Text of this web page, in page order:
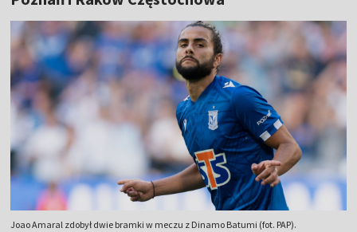
Joao Amaral zdobył dwie bramki w meczu z Dinamo Batumi (fot. PAP).